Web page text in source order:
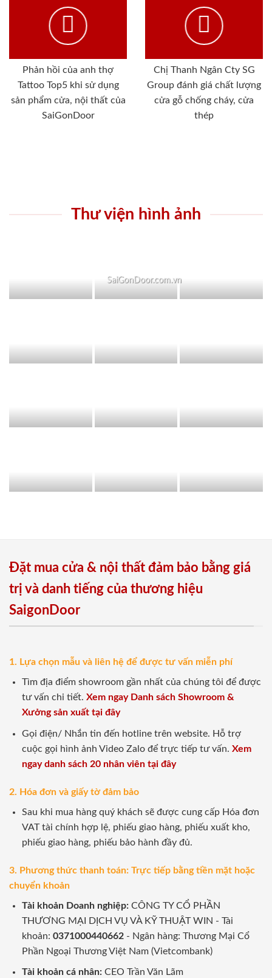
Phản hồi của anh thợ
Tattoo Top5 khi sử dụng
sản phẩm cửa, nội thất của
SaiGonDoor
Chị Thanh Ngân Cty SG
Group đánh giá chất lượng
cửa gỗ chống cháy, cửa
thép
Thư viện hình ảnh
SaiGonDoor.com.vn
Đặt mua cửa & nội thất đảm bảo bằng giá
trị và danh tiếng của thương hiệu
SaigonDoor
1. Lựa chọn mẫu và liên hệ để được tư vấn miễn phí
Tìm địa điểm showroom gần nhất của chúng tôi để được
tư vấn chi tiết. Xem ngay Danh sách Showroom &
Xưởng sản xuất tại đây
Gọi điện/ Nhắn tin đến hotline trên website. Hỗ trợ
cuộc gọi hình ảnh Video Zalo để trực tiếp tư vấn. Xem
ngay danh sách 20 nhân viên tại đây
2. Hóa đơn và giấy tờ đảm bảo
Sau khi mua hàng quý khách sẽ được cung cấp Hóa đơn
VAT tài chính hợp lệ, phiếu giao hàng, phiếu xuất kho,
phiếu giao hàng, phiếu bảo hành đầy đủ.
3. Phương thức thanh toán: Trực tiếp bằng tiền mặt hoặc
chuyển khoản
Tài khoản Doanh nghiệp:CÔNG TY CỔ PHẦN
THƯƠNG MẠI DỊCH VỤ VÀ KỸ THUẬT WIN - Tài
khoản: 0371000440662- Ngân hàng: Thương Mại Cổ
Phần Ngoại Thương Việt Nam (Vietcombank)
Tài khoản cá nhân: CEO Trần Văn Lãm